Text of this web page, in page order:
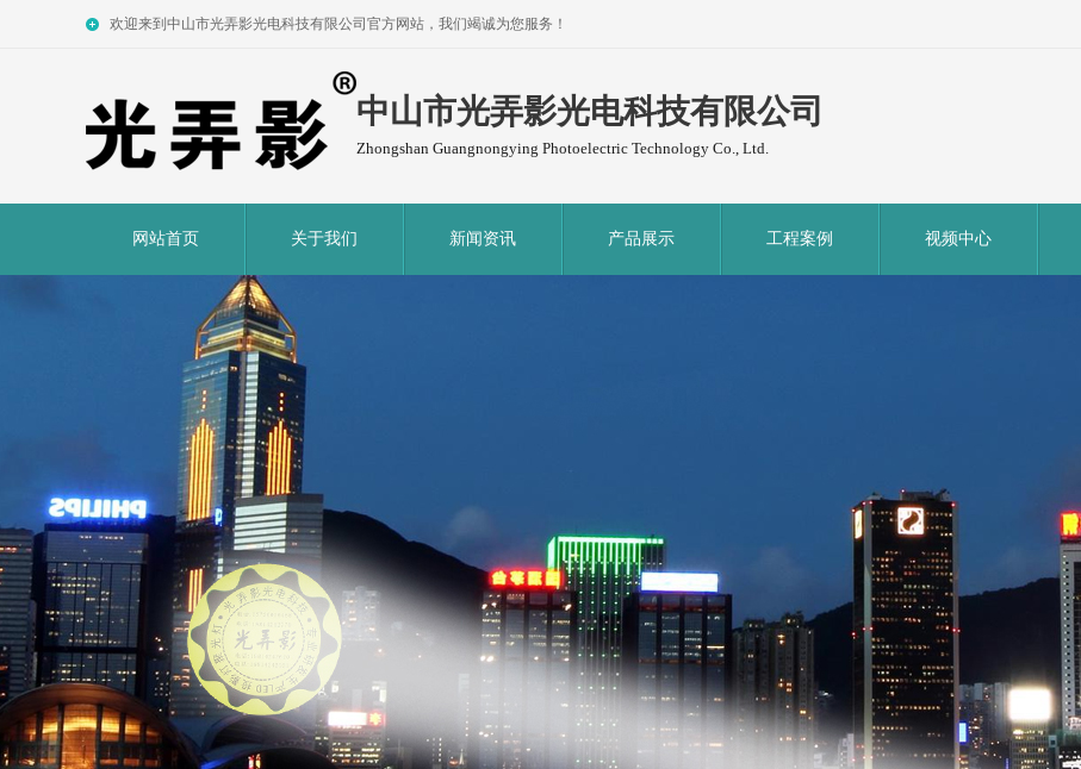
欢迎来到中山市光弄影光电科技有限公司官方网站，我们竭诚为您服务！
中山市光弄影光电科技有限公司
Zhongshan Guangnongying Photoelectric Technology Co., Ltd.
网站首页 关于我们 新闻资讯 产品展示 工程案例 视频中心